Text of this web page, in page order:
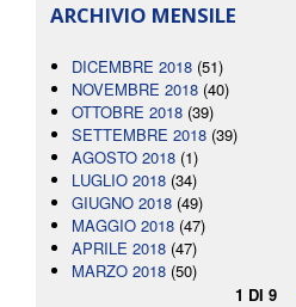
ARCHIVIO MENSILE
DICEMBRE 2018 (51)
NOVEMBRE 2018 (40)
OTTOBRE 2018 (39)
SETTEMBRE 2018 (39)
AGOSTO 2018 (1)
LUGLIO 2018 (34)
GIUGNO 2018 (49)
MAGGIO 2018 (47)
APRILE 2018 (47)
MARZO 2018 (50)
1 DI 9